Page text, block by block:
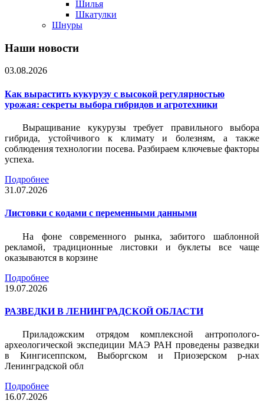
Шилья
Шкатулки
Шнуры
Наши новости
03.08.2026
Как вырастить кукурузу с высокой регулярностью
урожая: секреты выбора гибридов и агротехники
Выращивание кукурузы требует правильного выбора
гибрида, устойчивого к климату и болезням, а также
соблюдения технологии посева. Разбираем ключевые факторы
успеха.
Подробнее
31.07.2026
Листовки c кодами с переменными данными
На фоне современного рынка, забитого шаблонной
рекламой, традиционные листовки и буклеты все чаще
оказываются в корзине
Подробнее
19.07.2026
РАЗВЕДКИ В ЛЕНИНГРАДСКОЙ ОБЛАСТИ
Приладожским отрядом комплексной антрополого-
археологической экспедиции МАЭ РАН проведены разведки
в Кингисеппском, Выборгском и Приозерском р-нах
Ленинградской обл
Подробнее
16.07.2026